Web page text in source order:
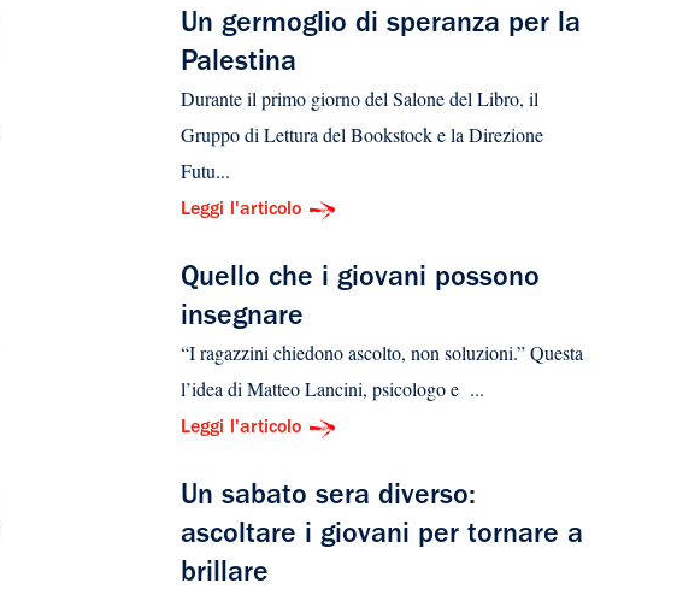
Un germoglio di speranza per la
Palestina
Durante il primo giorno del Salone del Libro, il
Gruppo di Lettura del Bookstock e la Direzione
Futu...
Leggi l'articolo
Quello che i giovani possono
insegnare
“I ragazzini chiedono ascolto, non soluzioni.” Questa
l’idea di Matteo Lancini, psicologo e ...
Leggi l'articolo
Un sabato sera diverso:
ascoltare i giovani per tornare a
brillare